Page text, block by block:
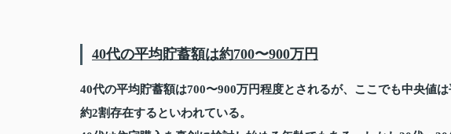
40代の平均貯蓄額は約700〜900万円
40代の平均貯蓄額は700〜900万円程度とされるが、ここでも中央値
約2割存在するといわれている。